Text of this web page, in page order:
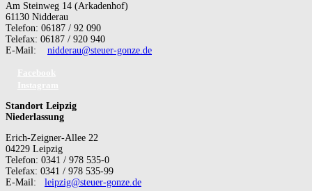
Am Steinweg 14 (Arkadenhof)
61130 Nidderau
Telefon: 06187 / 92 090
Telefax: 06187 / 920 940
E-Mail: nidderau@steuer-gonze.de
Standort Leipzig
Niederlassung
Erich-Zeigner-Allee 22
04229 Leipzig
Telefon: 0341 / 978 535-0
Telefax: 0341 / 978 535-99
E-Mail: leipzig@steuer-gonze.de